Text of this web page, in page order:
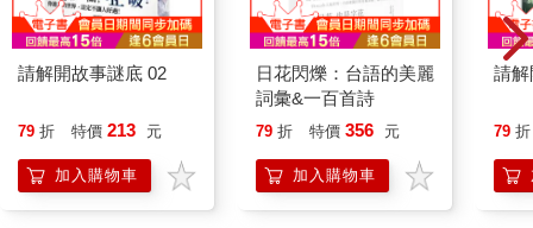
請解開故事謎底 02
79 折 特價 213 元
加入購物車
日花閃爍：台語的美麗
詞彙&一百首詩
79 折 特價 356 元
加入購物車
請解
79 折